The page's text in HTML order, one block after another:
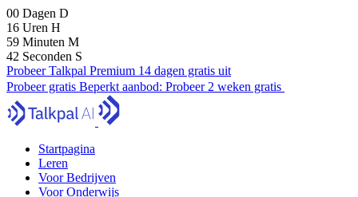
00 Dagen D
16 Uren H
59 Minuten M
41 Seconden S
Probeer Talkpal Premium 14 dagen gratis uit
Probeer gratis Beperkt aanbod: Probeer 2 weken gratis
Startpagina
Leren
Voor Bedrijven
Voor Onderwijs